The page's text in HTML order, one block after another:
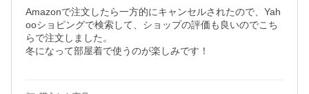
Amazonで注文したら一方的にキャンセルされたので、Yah
ooショピングで検索して、ショップの評価も良いのでこち
らで注文しました。
冬になって部屋着で使うのが楽しみです！